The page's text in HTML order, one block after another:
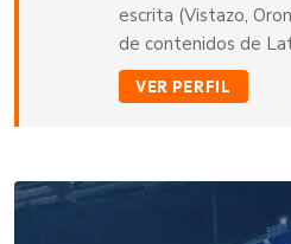
escrita (Vistazo,
de contenidos de
VER PERFIL